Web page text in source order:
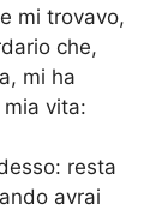
mi trovavo,
che,
mi ha
vita:
resta
avrai